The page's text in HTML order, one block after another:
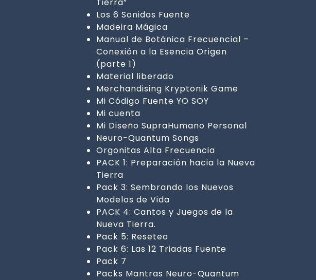
Los 6 Sonidos Fuente
Madeira Mágica
Manual de Botánica Frecuencial –
Conexión a la Esencia Origen
(parte 1)
Material liberado
Merchandising Kryptonik Game
Mi Código Fuente YO SOY
Mi cuenta
Mi Diseño SupraHumano Personal
Neuro-Quantum Songs
Orgonitas Alta Frecuencia
PACK 1: Preparación hacia la Nueva
Tierra
Pack 3: Sembrando los Nuevos
Modelos de Vida
PACK 4: Cantos y Juegos de la
Nueva Tierra.
Pack 5: Reseteo
Pack 6: Las 12 Triadas Fuente
Pack 7
Packs Mantras Neuro-Quantum